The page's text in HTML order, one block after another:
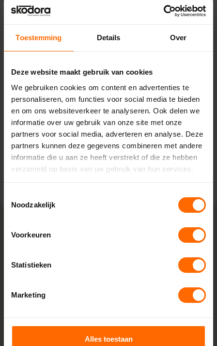
Toestemming Details Over
Deze website maakt gebruik van cookies
We gebruiken cookies om content en advertenties te
personaliseren, om functies voor social media te bieden
en om ons websiteverkeer te analyseren. Ook delen we
informatie over uw gebruik van onze site met onze
partners voor social media, adverteren en analyse. Deze
partners kunnen deze gegevens combineren met andere
informatie die u aan ze heeft verstrekt of die ze hebben
verzameld op basis van uw gebruik van hun services.
Noodzakelijk
Voorkeuren
Statistieken
Marketing
Alles toestaan
Oosterwolde – Bouwcenter
Concordia
oosterwolde@skodora.nl
Selecteren als mijn vestiging
Bekijk vestiging info
Lokaal geproduceerd in onze eigen
Bij Skodora bestel je kunststof kozijnen rechtstreeks bij de
Heerenveen en Meppel garanderen we scherpe prijzen,
kozijnen bestellen simpel en snel. Configureer jouw kozijnen
onze vestigingen in de buurt van Noordwolde. Heb je